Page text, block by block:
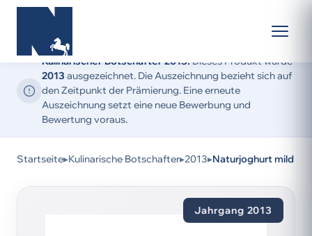
Kulinarischer Botschafter 2013:Dieses Produkt wurde
2013 ausgezeichnet. Die Auszeichnung bezieht sich auf
den Zeitpunkt der Prämierung. Eine erneute
Auszeichnung setzt eine neue Bewerbung und
Bewertung voraus.
Startseite▸Kulinarische Botschafter▸2013▸Naturjoghurt mild
Jahrgang 2013